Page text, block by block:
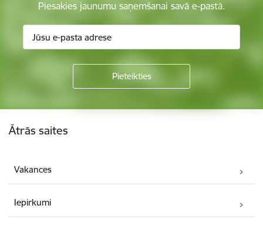
Piesakies jaunumu saņemšanai savā e-pastā.
Ātrās saites
Vakances
Iepirkumi